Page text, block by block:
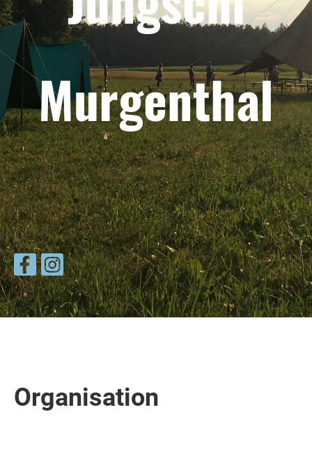
Murgenthal
Organisation